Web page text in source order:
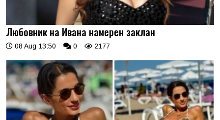
Любовник на Ивана намерен заклан
08 Aug 13:50 0 2177